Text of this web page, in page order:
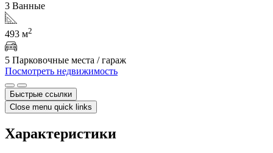
3 Ванные
493 м2
5 Парковочные места / гараж
Посмотреть недвижимость
Быстрые ссылки
Close menu quick links
Характеристики